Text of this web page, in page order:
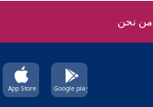
من نحن